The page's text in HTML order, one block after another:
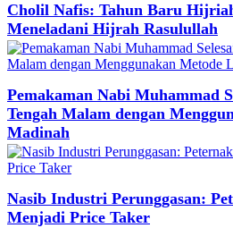
Cholil Nafis: Tahun Baru
Meneladani Hijrah Rasulullah
Pemakaman Nabi Muhammad
Tengah Malam dengan
Madinah
Nasib Industri Perunggasan:
Menjadi Price Taker